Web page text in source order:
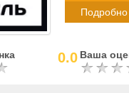
Подробно
0.0 Ваша